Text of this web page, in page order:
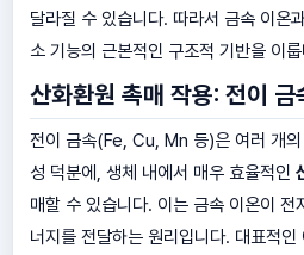
달라질 수 있습니다. 따라서 금속 이온
소 기능의 근본적인 구조적 기반을 이
산화환원 촉매 작용: 전이
전이 금속(Fe, Cu, Mn 등)은 여러 개
성 덕분에, 생체 내에서 매우 효율적인
매할 수 있습니다. 이는 금속 이온이 전
너지를 전달하는 원리입니다. 대표적인